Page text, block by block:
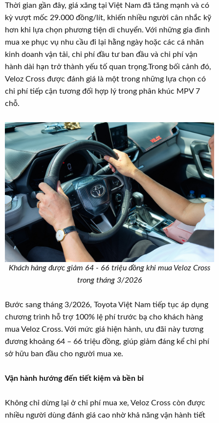
Thời gian gần đây, giá xăng tại Việt Nam đã tăng mạnh và có
kỳ vượt mốc 29.000 đồng/lít, khiến nhiều người cân nhắc kỹ
hơn khi lựa chọn phương tiện di chuyển. Với những gia đình
mua xe phục vụ nhu cầu đi lại hằng ngày hoặc các cá nhân
kinh doanh vận tải, chi phí đầu tư ban đầu và chi phí vận
hành dài hạn trở thành yếu tố quan trọng.Trong bối cảnh đó,
Veloz Cross được đánh giá là một trong những lựa chọn có
chi phí tiếp cận tương đối hợp lý trong phân khúc MPV 7
chỗ.
Khách hàng được giảm 64 - 66 triệu đồng khi mua Veloz Cross
trong tháng 3/2026
Bước sang tháng 3/2026, Toyota Việt Nam tiếp tục áp dụng
chương trình hỗ trợ 100% lệ phí trước bạ cho khách hàng
mua Veloz Cross. Với mức giá hiện hành, ưu đãi này tương
đương khoảng 64 – 66 triệu đồng, giúp giảm đáng kể chi phí
sở hữu ban đầu cho người mua xe.
Vận hành hướng đến tiết kiệm và bền bỉ
Không chỉ dừng lại ở chi phí mua xe, Veloz Cross còn được
nhiều người dùng đánh giá cao nhờ khả năng vận hành tiết